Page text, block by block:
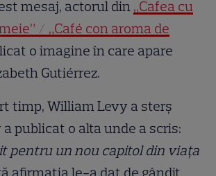
mesaj, actorul din „Cafea cu
/ „Café con aroma de
o imagine în care apare
Gutiérrez.
timp, William Levy a sterș
publicat o alta unde a scris:
pentru un nou capitol din viața